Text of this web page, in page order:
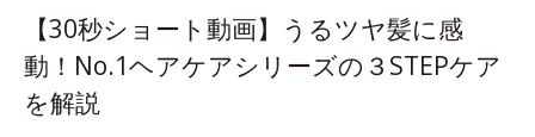
【30秒ショート動画】うるツヤ髪に感
動！No.1ヘアケアシリーズの３STEPケア
を解説